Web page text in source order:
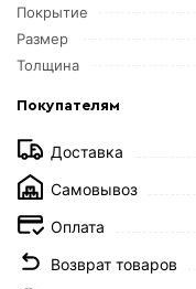
Покрытие
Размер
Толщина
Покупателям
Доставка
Самовывоз
Оплата
Возврат товаров